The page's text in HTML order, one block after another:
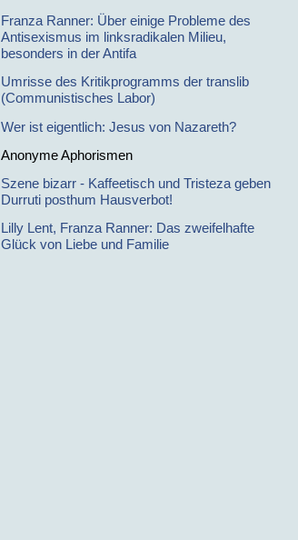
Franza Ranner: Über einige Probleme des
Antisexismus im linksradikalen Milieu,
besonders in der Antifa
Umrisse des Kritikprogramms der translib
(Communistisches Labor)
Wer ist eigentlich: Jesus von Nazareth?
Anonyme Aphorismen
Szene bizarr - Kaffeetisch und Tristeza geben
Durruti posthum Hausverbot!
Lilly Lent, Franza Ranner: Das zweifelhafte
Glück von Liebe und Familie